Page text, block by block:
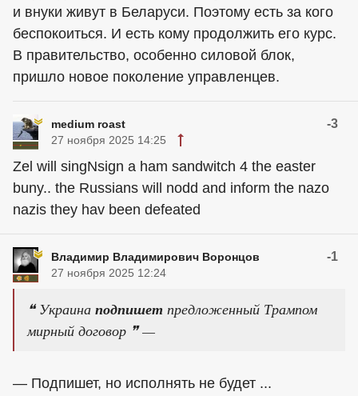
и внуки живут в Беларуси. Поэтому есть за кого
беспокоиться. И есть кому продолжить его курс.
В правительство, особенно силовой блок,
пришло новое поколение управленцев.
medium roast -3
27 ноября 2025 14:25
Zel will singNsign a ham sandwitch 4 the easter
buny.. the Russians will nodd and inform the nazo
nazis they hav been defeated
Владимир Владимирович Воронцов -1
27 ноября 2025 12:24
❝ Украина подпишет предложенный Трампом
мирный договор ❞ —
— Подпишет, но исполнять не будет ...